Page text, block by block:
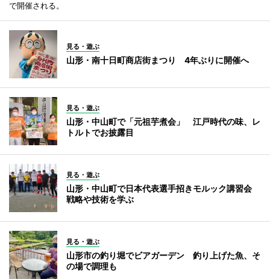
で開催される。
見る・遊ぶ
山形・南十日町商店街まつり 4年ぶりに開催へ
見る・遊ぶ
山形・中山町で「元祖芋煮会」 江戸時代の味、レ
トルトでお披露目
見る・遊ぶ
山形・中山町で日本代表選手招きモルック講習会
戦略や技術を学ぶ
見る・遊ぶ
山形市の釣り堀でビアガーデン 釣り上げた魚、そ
の場で調理も